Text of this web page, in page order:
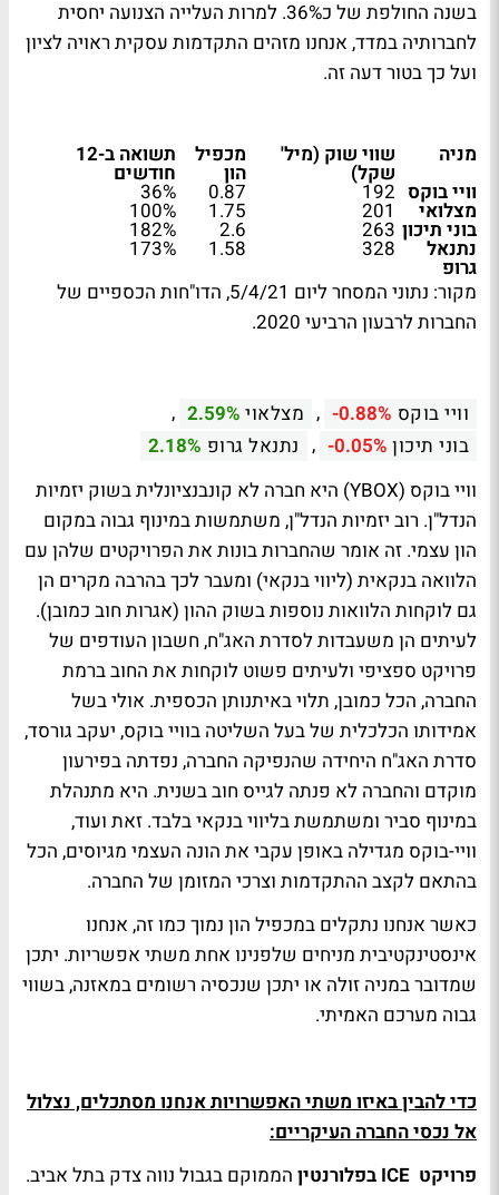
בשנה החולפת של כ36%. למרות העלייה הצנועה יחסית
לחברותיה במדד, אנחנו מזהים התקדמות עסקית ראויה לציון
ועל כך בטור דעה זה.
מניה שווי שוק (מיל'
שקל)
מכפיל
הון
תשואה ב-12
חודשים
וויי בוקס 192
0.87
36%
מצלואי 201
1.75
100%
בוני תיכון 263
2.6
182%
נתנאל
גרופ
328
1.58
173%
מקור: נתוני המסחר ליום 5/4/21, הדו"חות הכספיים של
החברות לרבעון הרביעי 2020.
וויי בוקס -0.88%
, מצלאוי 2.59%
,
בוני תיכון -0.05%
, נתנאל גרופ 2.18%
וויי בוקס (YBOX) היא חברה לא קונבנציונלית בשוק יזמיות
הנדל"ן. רוב יזמיות הנדל"ן, משתמשות במינוף גבוה במקום
הון עצמי. זה אומר שהחברות בונות את הפרויקטים שלהן עם
הלוואה בנקאית (ליווי בנקאי) ומעבר לכך בהרבה מקרים הן
גם לוקחות הלוואות נוספות בשוק ההון (אגרות חוב כמובן).
לעיתים הן משעבדות לסדרת האג"ח, חשבון העודפים של
פרויקט ספציפי ולעיתים פשוט לוקחות את החוב ברמת
החברה, הכל כמובן, תלוי באיתנותן הכספית. אולי בשל
אמידותו הכלכלית של בעל השליטה בוויי בוקס, יעקב גורסד,
סדרת האג"ח היחידה שהנפיקה החברה, נפדתה בפירעון
מוקדם והחברה לא פנתה לגייס חוב בשנית. היא מתנהלת
במינוף סביר ומשתמשת בליווי בנקאי בלבד. זאת ועוד,
וויי-בוקס מגדילה באופן עקבי את הונה העצמי מגיוסים, הכל
בהתאם לקצב ההתקדמות וצרכי המזומן של החברה.
כאשר אנחנו נתקלים במכפיל הון נמוך כמו זה, אנחנו
אינסטינקטיבית מניחים שלפנינו אחת משתי אפשריות. יתכן
שמדובר במניה זולה או יתכן שנכסיה רשומים במאזנה, בשווי
גבוה מערכם האמיתי.
כדי להבין באיזו משתי האפשרויות אנחנו מסתכלים, נצלול
אל נכסי החברה העיקריים:
פרויקט ICE בפלורנטין הממוקם בגבול נווה צדק בתל אביב.